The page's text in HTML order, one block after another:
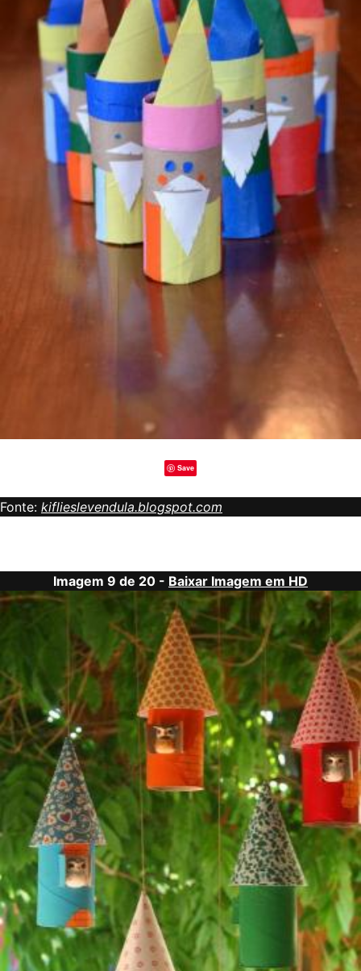
Save
Fonte: kiflieslevendula.blogspot.com
Imagem 9 de 20 - Baixar Imagem em HD